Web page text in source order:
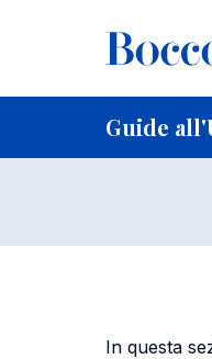
Guide
Briciole di
Home per
In questa